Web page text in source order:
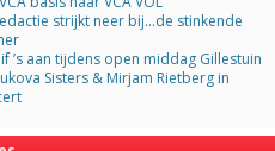
strijkt neer bij…de stinkende
’s aan tijdens open middag Gillestuin
Sisters & Mirjam Rietberg in